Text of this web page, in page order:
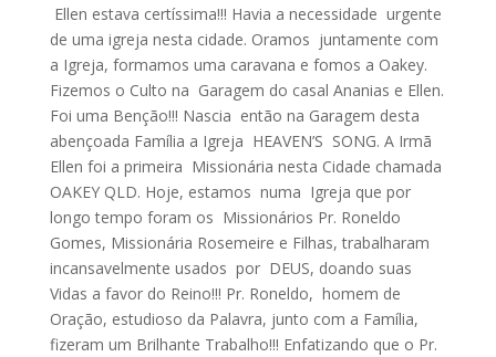
Ellen estava certíssima!!! Havia a necessidade urgente
de uma igreja nesta cidade. Oramos juntamente com
a Igreja, formamos uma caravana e fomos a Oakey.
Fizemos o Culto na Garagem do casal Ananias e Ellen.
Foi uma Benção!!! Nascia então na Garagem desta
abençoada Família a Igreja HEAVEN’S SONG. A Irmã
Ellen foi a primeira Missionária nesta Cidade chamada
OAKEY QLD. Hoje, estamos numa Igreja que por
longo tempo foram os Missionários Pr. Roneldo
Gomes, Missionária Rosemeire e Filhas, trabalharam
incansavelmente usados por DEUS, doando suas
Vidas a favor do Reino!!! Pr. Roneldo, homem de
Oração, estudioso da Palavra, junto com a Família,
fizeram um Brilhante Trabalho!!! Enfatizando que o Pr.